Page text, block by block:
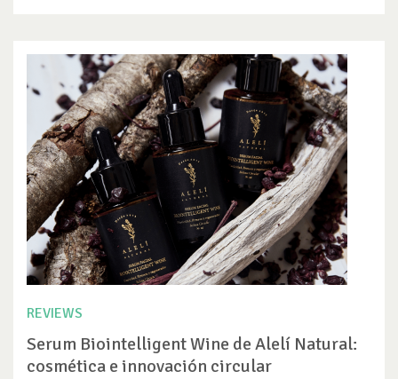
REVIEWS
Serum Biointelligent Wine de Alelí Natural:
cosmética e innovación circular